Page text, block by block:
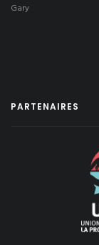
Gary
PARTENAIRES